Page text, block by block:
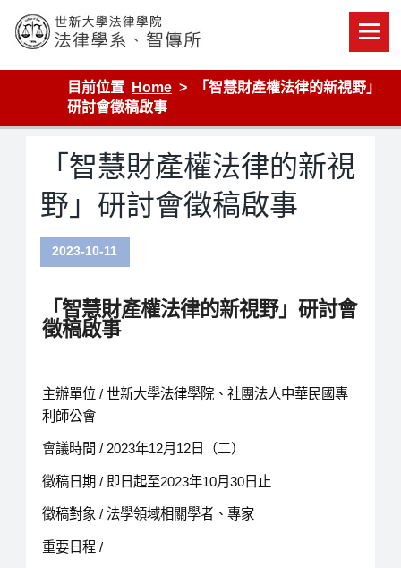
content
世新大學法律學院-法律學系-智慧財產暨科技法律研究所
目前位置
Home
「智慧財產權法律的新視野」
研討會徵稿啟事
「智慧財產權法律的新視
野」研討會徵稿啟事
2023-10-11
「智慧財產權法律的新視野」研討會
徵稿啟事
主辦單位 / 世新大學法律學院、社團法人中華民國專
利師公會
會議時間 / 2023年12月12日（二）
徵稿日期 / 即日起至2023年10月30日止
徵稿對象 / 法學領域相關學者、專家
重要日程 /